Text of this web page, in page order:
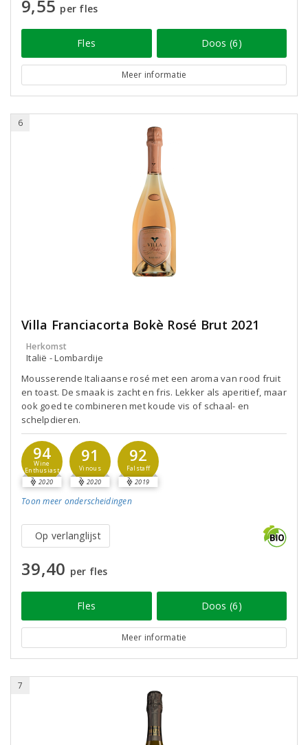
9,55 per fles
Fles Doos (6)
Meer informatie
6
Villa Franciacorta Bokè Rosé Brut 2021
Herkomst
Italië - Lombardije
Mousserende Italiaanse rosé met een aroma van rood fruit
en toast. De smaak is zacht en fris. Lekker als aperitief, maar
ook goed te combineren met koude vis of schaal- en
schelpdieren.
94
Wine
Enthusiast
2020
91
Vinous
2020
92
Falstaff
2019
Toon meer onderscheidingen
Op verlanglijst
39,40 per fles
Fles Doos (6)
Meer informatie
7